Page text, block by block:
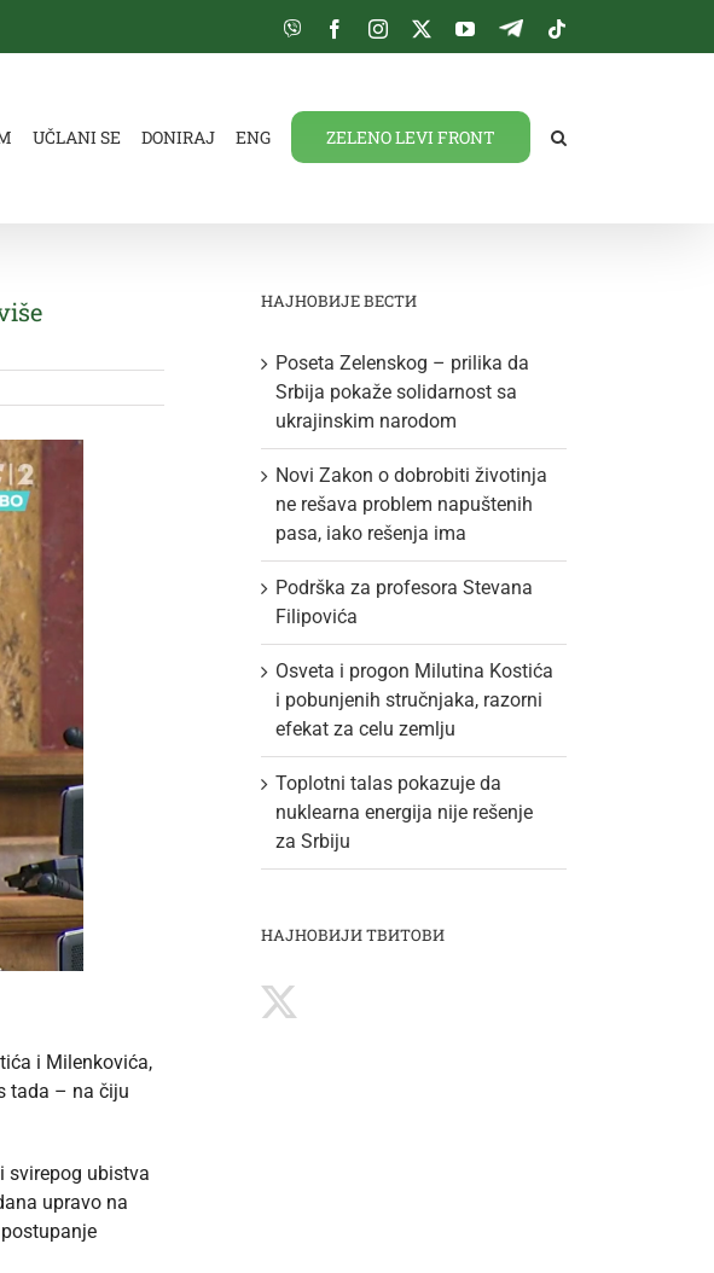
Viber FacebookInstagram
TwitterYouTube
Telegram
UČLANI SE DONIRAJ ENG ZELENO LEVI FRONT
i Milenkovića,
tada – na čiju
svirepog ubistva
upravo na
НАЈНОВИЈЕ ВЕСТИ
Poseta Zelenskog – prilika da
Srbija pokaže solidarnost sa
ukrajinskim narodom
Novi Zakon o dobrobiti životinja
ne rešava problem napuštenih
pasa, iako rešenja ima
Podrška za profesora Stevana
Filipovića
Osveta i progon Milutina Kostića
i pobunjenih stručnjaka, razorni
efekat za celu zemlju
Toplotni talas pokazuje da
nuklearna energija nije rešenje
za Srbiju
НАЈНОВИЈИ ТВИТОВИ